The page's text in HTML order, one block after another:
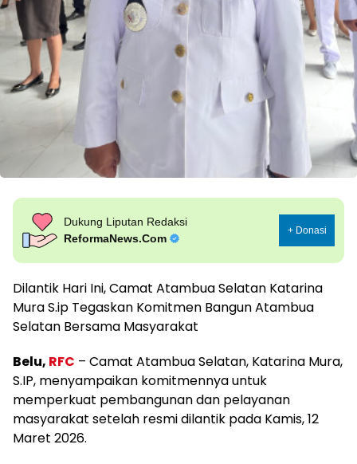
Dukung Liputan Redaksi
ReformaNews.Com
+ Donasi
Dilantik Hari Ini, Camat Atambua Selatan Katarina
Mura S.ip Tegaskan Komitmen Bangun Atambua
Selatan Bersama Masyarakat
Belu, RFC – Camat Atambua Selatan, Katarina Mura,
S.IP, menyampaikan komitmennya untuk
memperkuat pembangunan dan pelayanan
masyarakat setelah resmi dilantik pada Kamis, 12
Maret 2026.